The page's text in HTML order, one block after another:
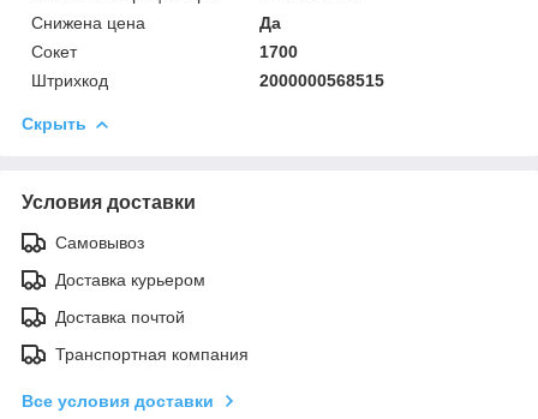
Снижена цена
Да
Сокет
1700
Штрихкод
2000000568515
Скрыть
Условия доставки
Самовывоз
Доставка курьером
Доставка почтой
Транспортная компания
Все условия доставки